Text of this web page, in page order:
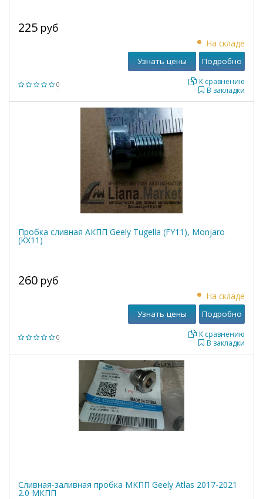
0
225 руб
На складе
В закладки
К сравнению
Узнать цены Подробно
Пробка сливная АКПП Geely Tugella (FY11), Monjaro
(KX11)
0
260 руб
На складе
В закладки
К сравнению
Узнать цены Подробно
Сливная-заливная пробка МКПП Geely Atlas 2017-2021
2.0 МКПП